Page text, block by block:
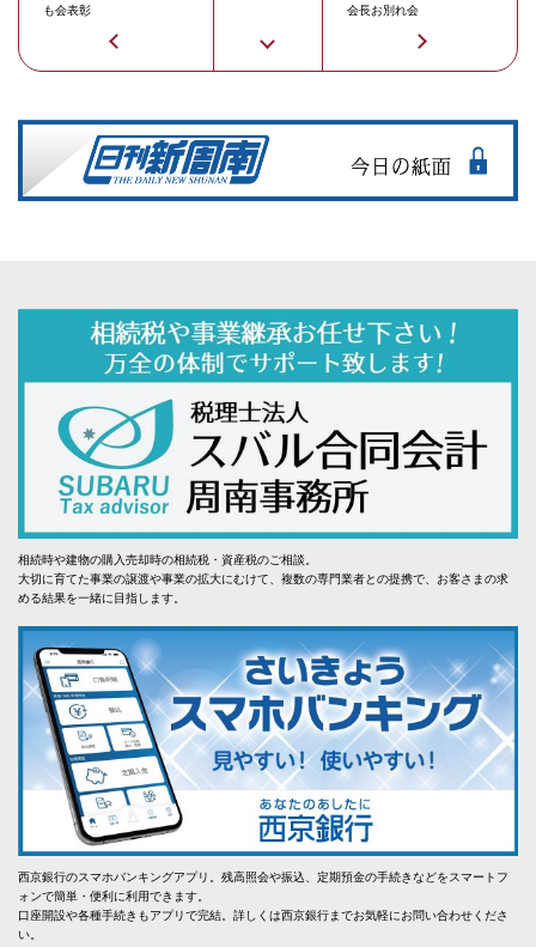
も会表彰
会長お別れ会
相続時や建物の購入売却時の相続税・資産税のご相談。
大切に育てた事業の譲渡や事業の拡大にむけて、複数の専門業者との提携で、お客さまの求
める結果を一緒に目指します。
西京銀行のスマホバンキングアプリ。残高照会や振込、定期預金の手続きなどをスマートフ
ォンで簡単・便利に利用できます。
口座開設や各種手続きもアプリで完結。詳しくは西京銀行までお気軽にお問い合わせくださ
い。